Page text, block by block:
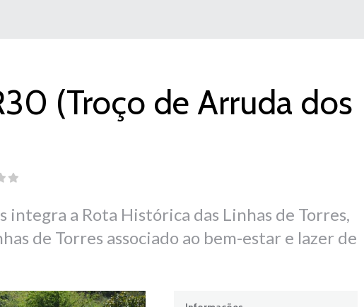
(Troço de Arruda dos
a Rota Histórica das Linhas de Torres,
de Torres associado ao bem-estar e lazer de